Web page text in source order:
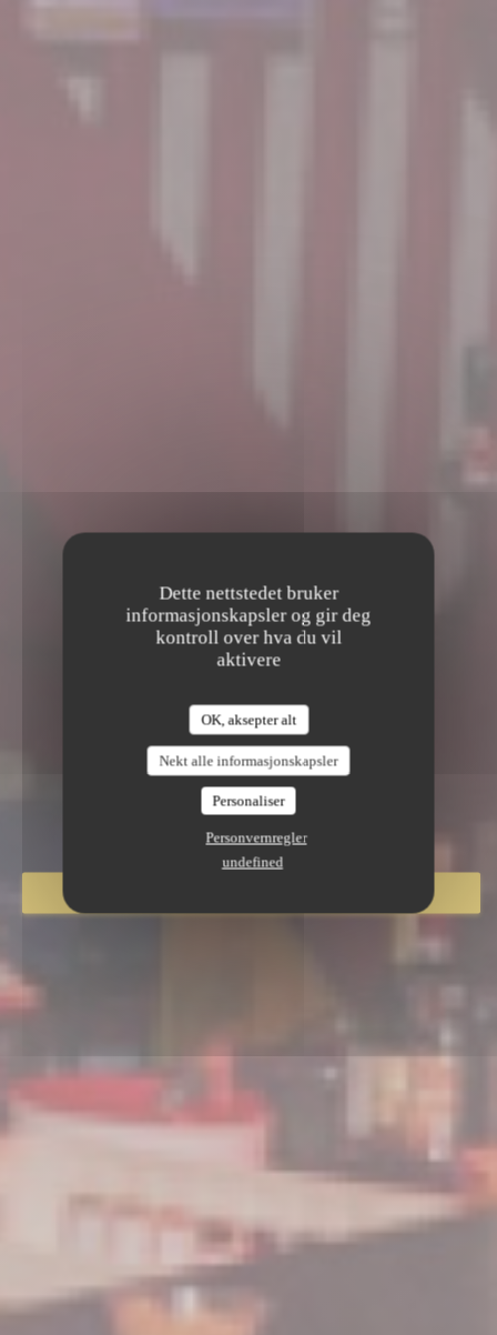
Dette nettstedet bruker
informasjonskapsler og gir deg
kontroll over hva du vil
aktivere
OK, aksepter alt
Nekt alle informasjonskapsler
Personaliser
Personvernregler
undefined
|AMIENS